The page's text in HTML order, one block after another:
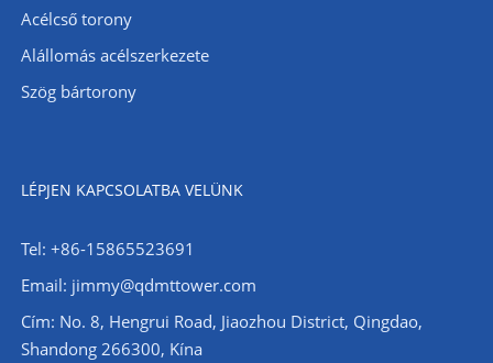
Acélcső torony
Alállomás acélszerkezete
Szög bártorony
LÉPJEN KAPCSOLATBA VELÜNK
Tel: +86-15865523691
Email: jimmy@qdmttower.com
Cím: No. 8, Hengrui Road, Jiaozhou District, Qingdao,
Shandong 266300, Kína